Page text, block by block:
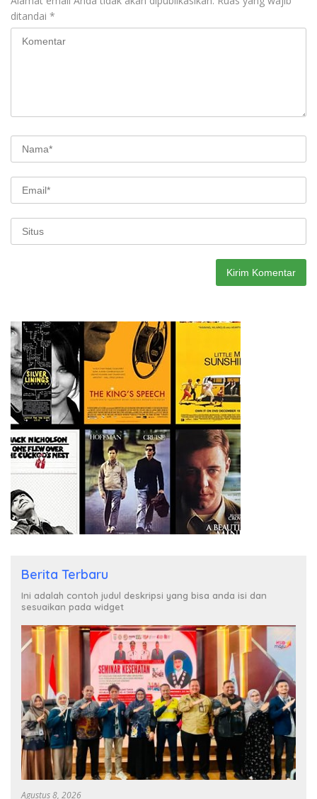
ditandai *
Berita Terbaru
Ini adalah contoh judul deskripsi yang bisa anda isi dan
sesuaikan pada widget
Agustus 8, 2026